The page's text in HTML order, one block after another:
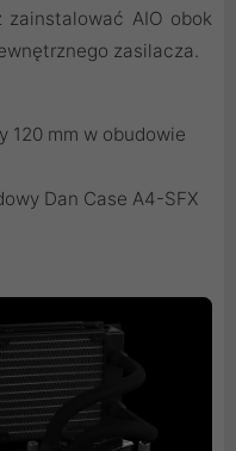
zainstalować AIO obok
zasilacza.
120 mm w obudowie
Dan Case A4-SFX